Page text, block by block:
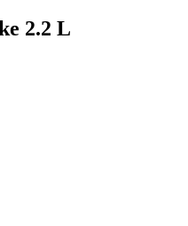
2.2 L